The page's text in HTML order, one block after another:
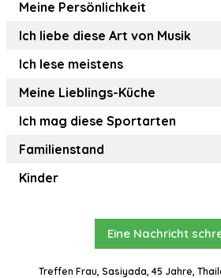
Meine Persönlichkeit
Ich liebe diese Art von Musik
Ich lese meistens
Meine Lieblings-Küche
Ich mag diese Sportarten
Familienstand
Kinder
Eine Nachricht
Treffen Frau, Sasiyada, 45 Jahre,